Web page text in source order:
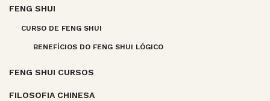
FENG SHUI
CURSO DE FENG SHUI
BENEFÍCIOS DO FENG SHUI LÓGICO
FENG SHUI CURSOS
FILOSOFIA CHINESA